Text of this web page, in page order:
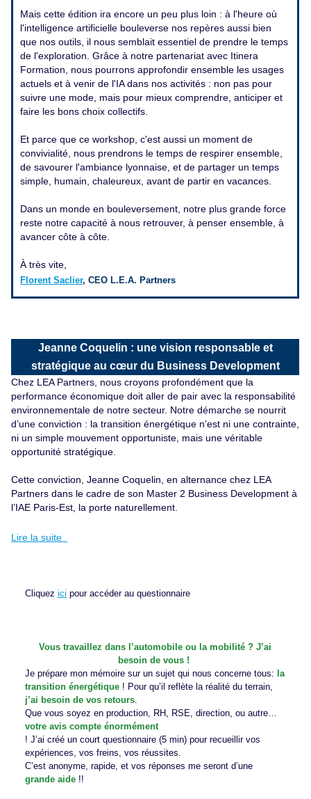
Mais cette édition ira encore un peu plus loin : à l'heure où
l'intelligence artificielle bouleverse nos repères aussi bien
que nos outils, il nous semblait essentiel de prendre le temps
de l'exploration. Grâce à notre partenariat avec Itinera
Formation, nous pourrons approfondir ensemble les usages
actuels et à venir de l'IA dans nos activités : non pas pour
suivre une mode, mais pour mieux comprendre, anticiper et
faire les bons choix collectifs.
Et parce que ce workshop, c'est aussi un moment de
convivialité, nous prendrons le temps de respirer ensemble,
de savourer l'ambiance lyonnaise, et de partager un temps
simple, humain, chaleureux, avant de partir en vacances.
Dans un monde en bouleversement, notre plus grande force
reste notre capacité à nous retrouver, à penser ensemble, à
avancer côte à côte.
À très vite,
Florent Saclier, CEO L.E.A. Partners
Jeanne Coquelin : une vision responsable et
stratégique au cœur du Business Development
Chez LEA Partners, nous croyons profondément que la
performance économique doit aller de pair avec la responsabilité
environnementale de notre secteur. Notre démarche se nourrit
d’une conviction : la transition énergétique n’est ni une contrainte,
ni un simple mouvement opportuniste, mais une véritable
opportunité stratégique.
Cette conviction, Jeanne Coquelin, en alternance chez LEA
Partners dans le cadre de son Master 2 Business Development à
l’IAE Paris-Est, la porte naturellement.
Lire la suite
Cliquez ici pour accéder au questionnaire
Vous travaillez dans l’automobile ou la mobilité ? J’ai
besoin de vous !
Je prépare mon mémoire sur un sujet qui nous concerne tous: la
transition énergétique ! Pour qu’il reflète la réalité du terrain,
j’ai besoin de vos retours.
Que vous soyez en production, RH, RSE, direction, ou autre…
votre avis compte énormément
! J’ai créé un court questionnaire (5 min) pour recueillir vos
expériences, vos freins, vos réussites.
C’est anonyme, rapide, et vos réponses me seront d’une
grande aide !!